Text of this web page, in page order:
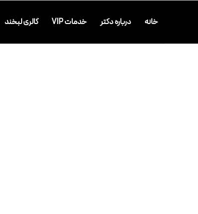
خانه درباره دکتر خدمات VIP گالری لبخند